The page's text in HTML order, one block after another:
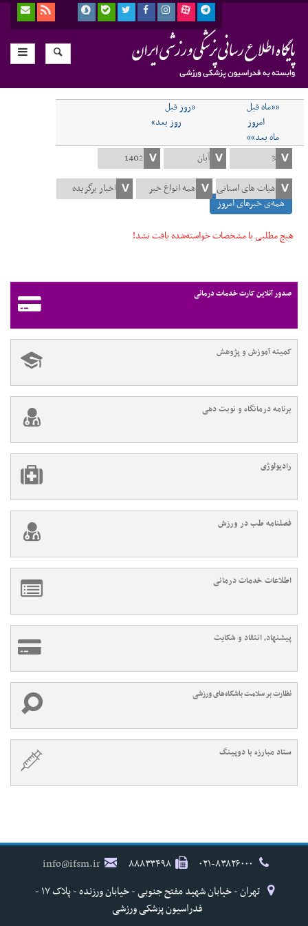
««ماه قبل
«روز قبل
امروز
روز بعد»
ماه بعد»»
همه‌ی خبرهای امروز
هیچ مطلبی با مشخصات خواسته‌شده یافت نشد!
صدور آنلاین کارت خدمات درمانی
کمیته آموزش و پژوهش
برنامه درمانگاه و نوبت دهی
رادیولوژی
فصلنامه طب در ورزش
اطلاعات خدمات درمانی
پیشنهاد، انتقاد و شکایت
نظارت بر سلامت باشگاه‌های ورزشی
ستاد مبارزه با دوپینگ
۸۸۸۳۳۴۹۸
info@ifsm.ir
تهران - خیابان شهید مفتح جنوبی - خیابان ورزنده - پلاک ۱۷ -
فدراسیون پزشکی ورزشی